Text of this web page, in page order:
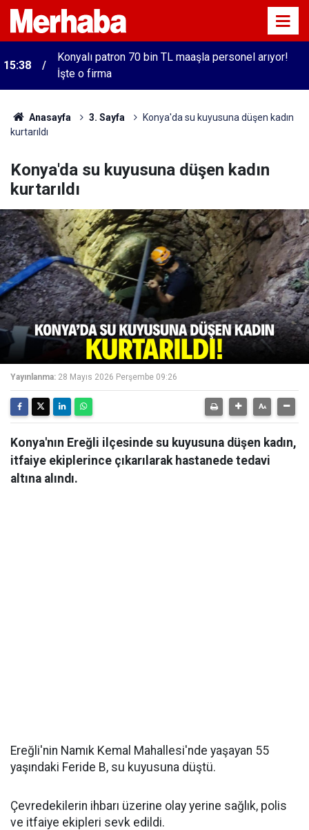
15:38
Konyalı patron 70 bin TL maaşla personel arıyor!
İşte o firma
Anasayfa 3. Sayfa
Konya'da su kuyusuna düşen kadın
kurtarıldı
Konya'da su kuyusuna düşen kadın
kurtarıldı
Yayınlanma: 28 Mayıs 2026 Perşembe 09:26
Konya'nın Ereğli ilçesinde su kuyusuna düşen kadın,
itfaiye ekiplerince çıkarılarak hastanede tedavi
altına alındı.
Ereğli'nin Namık Kemal Mahallesi'nde yaşayan 55
yaşındaki Feride B, su kuyusuna düştü.
Çevredekilerin ihbarı üzerine olay yerine sağlık, polis
ve itfaiye ekipleri sevk edildi.